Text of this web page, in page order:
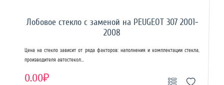
Лобовое стекло с заменой на PEUGEOT 307 2001-
2008
Цена на стекло зависит от ряда факторов: наполнения и комплектации стекла,
производителя автостекол...
0.00₽